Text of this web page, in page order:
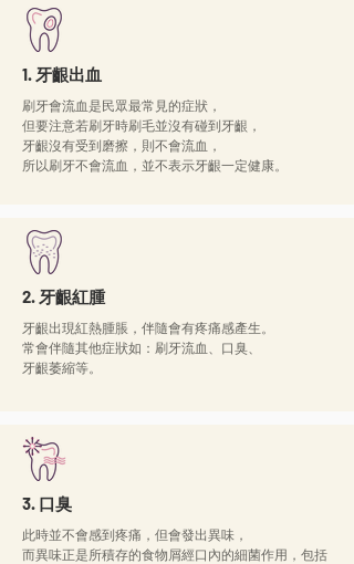
1. 牙齦出血
刷牙會流血是民眾最常見的症狀，
但要注意若刷牙時刷毛並沒有碰到牙齦，
牙齦沒有受到磨擦，則不會流血，
所以刷牙不會流血，並不表示牙齦一定健康。
2. 牙齦紅腫
牙齦出現紅熱腫脹，伴隨會有疼痛感產生。
常會伴隨其他症狀如：刷牙流血、口臭、
牙齦萎縮等。
3. 口臭
此時並不會感到疼痛，但會發出異味，
而異味正是所積存的食物屑經口內的細菌作用，包括